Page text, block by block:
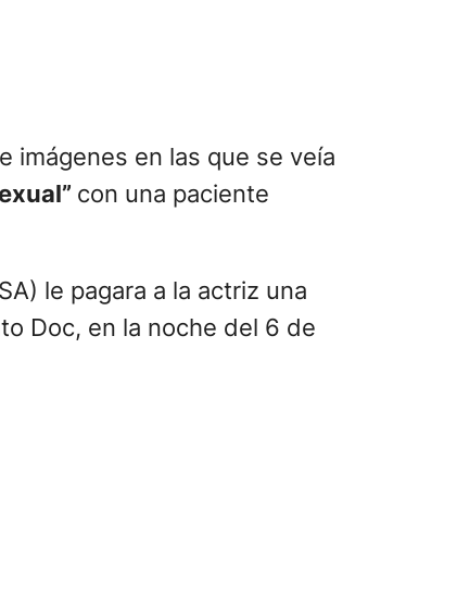
imágenes en las que se veía
con una paciente
le pagara a la actriz una
Doc, en la noche del 6 de